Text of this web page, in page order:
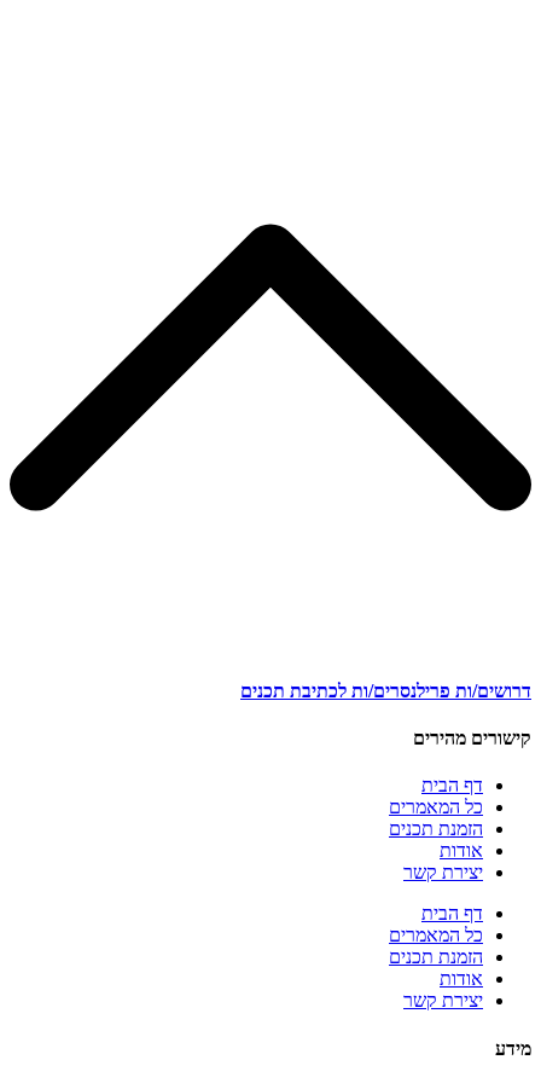
דרושים/ות פרילנסרים/ות לכתיבת תכנים
קישורים מהירים
דף הבית
כל המאמרים
הזמנת תכנים
אודות
יצירת קשר
דף הבית
כל המאמרים
הזמנת תכנים
אודות
יצירת קשר
מידע